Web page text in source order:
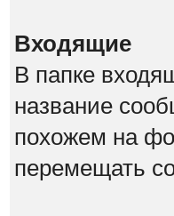
Входящие
В папке
название
похожем на
перемещать